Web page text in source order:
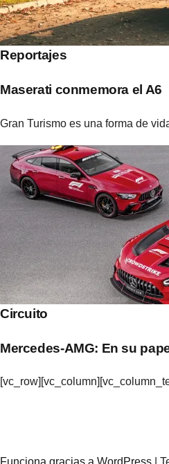
Reportajes
Maserati conmemora el A6
Gran Turismo es una forma de
Circuito
Mercedes-AMG: En su